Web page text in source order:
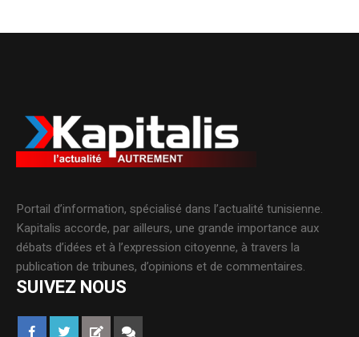
Portail d’information, spécialisé dans l’actualité tunisienne.
Kapitalis accorde, par ailleurs, une grande importance aux
débats d’idées et à l’expression citoyenne, à travers la
publication de tribunes, d’opinions et de commentaires.
SUIVEZ NOUS